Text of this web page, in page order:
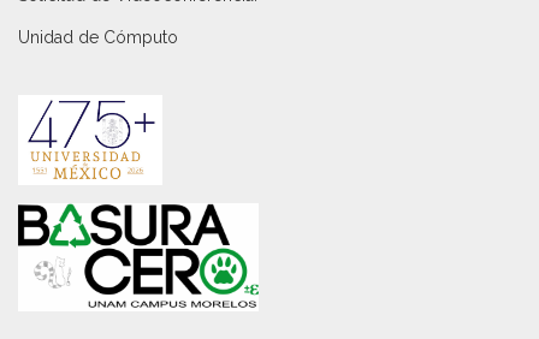
Unidad de Cómputo